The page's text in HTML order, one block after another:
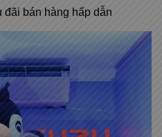
bán hàng hấp dẫn